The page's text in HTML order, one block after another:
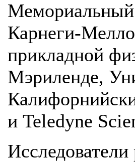
Мемориальный
Карнеги-
прикладной
Мэриленде,
и Teledyne